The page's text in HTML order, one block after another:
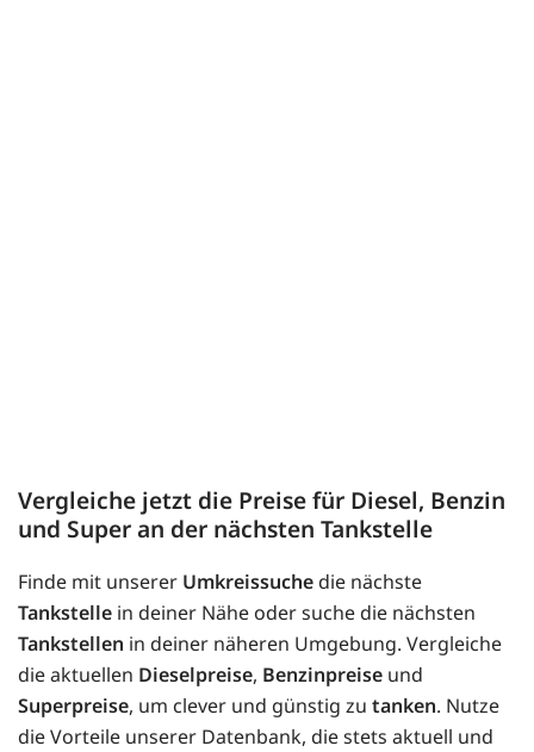
Vergleiche jetzt die Preise für Diesel, Benzin
und Super an der nächsten Tankstelle
Finde mit unserer Umkreissuche die nächste
Tankstelle in deiner Nähe oder suche die nächsten
Tankstellen in deiner näheren Umgebung. Vergleiche
die aktuellen Dieselpreise, Benzinpreise und
Superpreise, um clever und günstig zu tanken. Nutze
die Vorteile unserer Datenbank, die stets aktuell und